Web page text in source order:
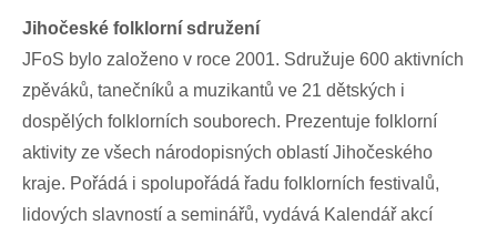
Jihočeské folklorní sdružení
JFoS bylo založeno v roce 2001. Sdružuje 600 aktivních
zpěváků, tanečníků a muzikantů ve 21 dětských i
dospělých folklorních souborech. Prezentuje folklorní
aktivity ze všech národopisných oblastí Jihočeského
kraje. Pořádá i spolupořádá řadu folklorních festivalů,
lidových slavností a seminářů, vydává Kalendář akcí